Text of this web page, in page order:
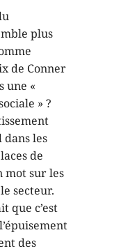
plus
de Conner
une «
» ?
les
de
mot sur les
secteur.
que c’est
des